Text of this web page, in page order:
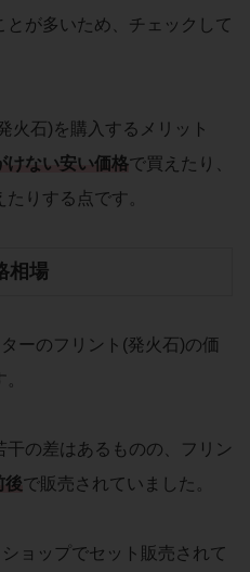
が多いため、チェックして
火石)を購入するメリット
けない安い価格で買えたり、
りする点です。
相場
ーのフリント(発火石)の価
の差はあるものの、フリン
後で販売されていました。
ョップでセット販売されて